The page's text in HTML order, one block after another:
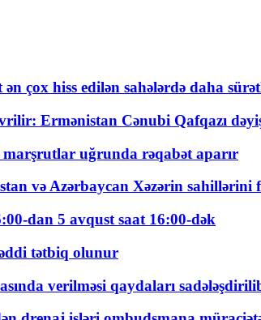
çox hiss edilən sahələrdə daha
Ermənistan Cənubi Qafqazı
uğrunda rəqabət aparır
və Azərbaycan Xəzərin
dan 5 avqust saat 16:00-dək
tətbiq olunur
verilməsi qaydaları